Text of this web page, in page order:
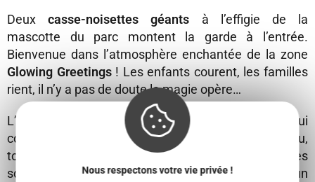
Nous respectons votre vie privée !
Deuxcasse-noisettes géants à l’effigie de la
mascotte du parc montent la garde à l’entrée.
Bienvenue dans l’atmosphère enchantée de la zone
Glowing Greetings! Les enfants courent, les familles
rient, il n’y a pas de doute la magie opère…
L’univers Alpin Village est situé (pour ceux qui
connaissent) au niveau de l’attraction Loup-Garou,
tout de bleu illuminée et parée de magnifiques étoiles
scintillantes pour l’occasion. Installées autour d’un